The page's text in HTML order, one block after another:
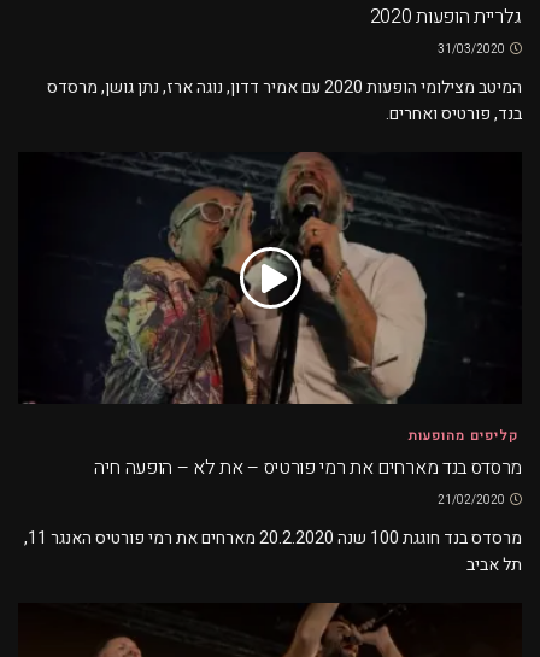
גלריית הופעות 2020
המיטב מצילומי הופעות 2020 עם אמיר דדון, נוגה ארז, נתן גושן, מרסדס
בנד, פורטיס ואחרים.
קליפים מהופעות
מרסדס בנד מארחים את רמי פורטיס – את לא – הופעה חיה
מרסדס בנד חוגגת 100 שנה 20.2.2020 מארחים את רמי פורטיס האנגר 11,
תל אביב